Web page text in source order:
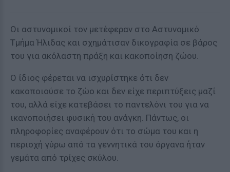
Οι αστυνομικοί τον μετέφεραν στο Αστυνομικό
Τμήμα Ήλιδας και σχημάτισαν δικογραφία σε βάρος
του για ακόλαστη πράξη και κακοποίηση ζώου.
Ο ίδιος φέρεται να ισχυρίστηκε ότι δεν
κακοποιούσε το ζώο και δεν είχε περιπτύξεις μαζί
του, αλλά είχε κατεβάσει το παντελόνι του για να
ικανοποιήσει φυσική του ανάγκη. Πάντως, οι
πληροφορίες αναφέρουν ότι το σώμα του και η
περιοχή γύρω από τα γεννητικά του όργανα ήταν
γεμάτα από τρίχες σκύλου.